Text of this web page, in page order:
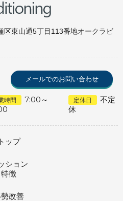
区東山通5丁目113番地オークラビ
メールでのお問い合わせ
時間
7:00～
定休日
不定
休
トップ
ション
特徴
改善